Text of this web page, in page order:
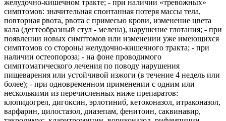
желудочно-кишечном тракте; - при наличии «тревожных»
симптомов: значительная спонтанная потеря массы тела,
повторная рвота, рвота с примесью крови, изменение цвета
кала (дегтеобразный стул - мелена), нарушение глотания; - при
появлении новых симптомов или изменении уже имеющихся
симптомов со стороны желудочно-кишечного тракта; - при
наличии остеопороза; - на фоне проводимого
симптоматического лечения по поводу нарушения
пищеварения или устойчивой изжоги (в течение 4 недель или
более); - при одновременном применении с одним или
несколькими из перечисленных ниже препаратов:
клопидогрел, дигоксин, эрлотиниб, кетоконазол, итраконазол,
варфарин, цилостазол, диазепам, фенитоин, саквинавир,